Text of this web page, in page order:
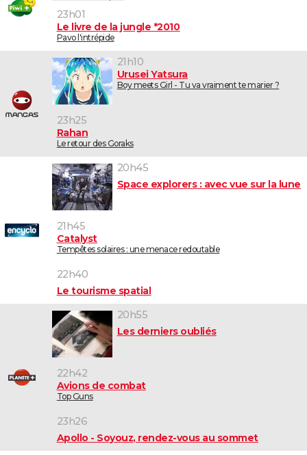
23h01
Le livre de la jungle *2010
Pavo l'intrépide
21h10
Urusei Yatsura
Boy meets Girl - Tu va vraiment te marier ?
23h25
Rahan
Le retour des Goraks
20h45
Space explorers : avec vue sur la lune
21h45
Catalyst
Tempêtes solaires : une menace redoutable
22h40
Le tourisme spatial
20h55
Les derniers oubliés
22h42
Avions de combat
Top Guns
23h26
Apollo - Soyouz, rendez-vous au sommet